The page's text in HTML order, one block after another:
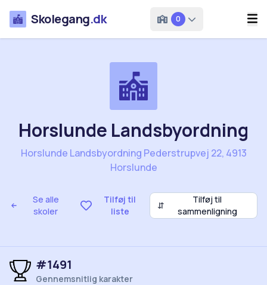
Skolegang.dk 0
Se alle
skoler
Tilføj til
liste
⇵
Tilføj til
sammenligning
Horslunde Landsbyordning
Horslunde Landsbyordning Pederstrupvej 22, 4913
Horslunde
#1491
Gennemsnitlig karakter